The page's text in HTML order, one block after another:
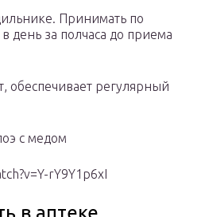
Принимать по
день за полчаса до приема
обеспечивает регулярный
с медом
rY9Y1p6xI